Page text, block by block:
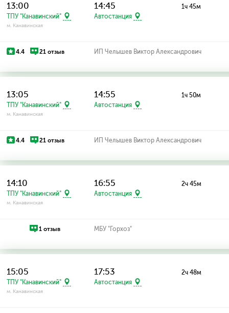
13:00
ТПУ "Канавинский"
м. Канавинская
14:45
Автостанция
1ч 45м
4.4 21 отзыв ИП Челышев Виктор Александрович
13:05
ТПУ "Канавинский"
м. Канавинская
14:55
Автостанция
1ч 50м
4.4 21 отзыв ИП Челышев Виктор Александрович
14:10
ТПУ "Канавинский"
м. Канавинская
16:55
Автостанция
2ч 45м
1 отзыв МБУ "Горхоз"
15:05
ТПУ "Канавинский"
м. Канавинская
17:53
Автостанция
2ч 48м